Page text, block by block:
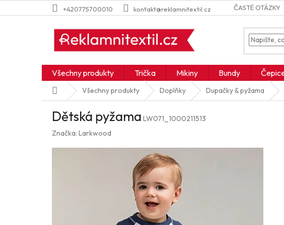
na
+420775700010 kontakt@reklamnitextil.cz ČASTÉ OTÁZKY
Všechny produkty Trička Mikiny Bundy
Domů Všechny produkty Doplňky Dupačky & pyžama
Dětská pyžama LW071_1000211513
Značka: Larkwood